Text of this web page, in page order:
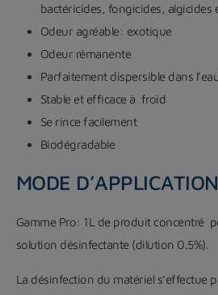
bactéricides, fongicides, algicides
Odeur agréable: exotique
Odeur rémanente
Parfaitement dispersible dans
Stable et efficace à froid
Se rince facilement
Biodégradable
MODE D’APPLICATION
Gamme Pro: 1L de produit concentré
solution désinfectante (dilution 0.5%).
La désinfection du matériel s’effectue